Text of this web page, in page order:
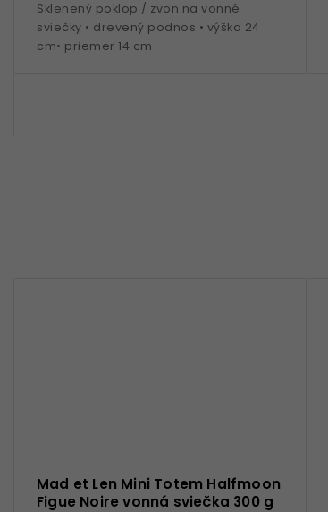
Sklenený poklop / zvon na vonné
sviečky • drevený podnos • výška 24
cm• priemer 14 cm
Mad et Len Mini Totem Halfmoon
Figue Noire vonná sviečka 300 g